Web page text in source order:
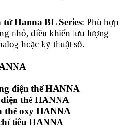
Hanna BL Series: Phù hợp
nhỏ, điều khiển lưu lượng
hoặc kỹ thuật số.
điện thế HANNA
thế HANNA
thế oxy HANNA
tiêu HANNA